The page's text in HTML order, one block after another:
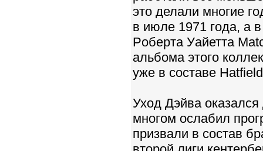
это делали многие
в июле 1971 года, а
Pобеpта Уайетта
альбома этого
уже в составе
Уход Дэйва
многом ослабил
призвали в состав